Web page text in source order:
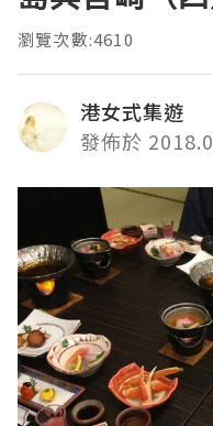
瀏覽次數:4610
港女式集遊
發佈於